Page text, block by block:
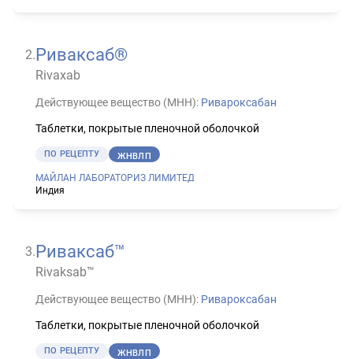
2.Риваксаб®
Rivaxab
Действующее вещество (МНН): Ривароксабан
Таблетки, покрытые пленочной оболочкой
ПО РЕЦЕПТУ ЖНВЛП
МАЙЛАН ЛАБОРАТОРИЗ ЛИМИТЕД
Индия
3.Риваксаб™
Rivaksab™
Действующее вещество (МНН): Ривароксабан
Таблетки, покрытые пленочной оболочкой
ПО РЕЦЕПТУ ЖНВЛП